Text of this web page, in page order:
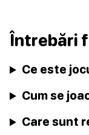
Întrebări
Ce este
Cum se
Care sunt